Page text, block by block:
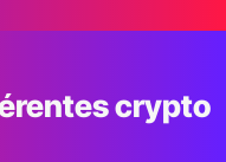
crypto